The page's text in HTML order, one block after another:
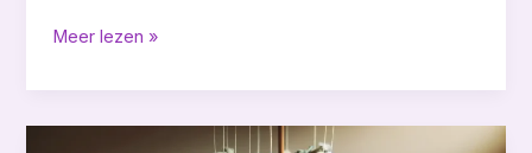
Baby
in
slaap
Meer lezen »